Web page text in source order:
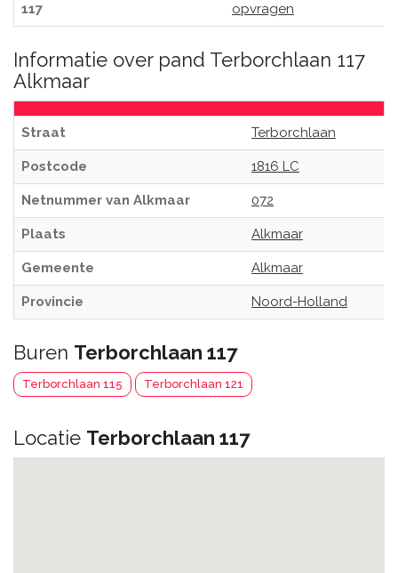
117
opvragen
Informatie over pand Terborchlaan 117
Alkmaar
Straat Terborchlaan
Postcode 1816 LC
Netnummer van Alkmaar 072
Plaats Alkmaar
Gemeente Alkmaar
Provincie Noord-Holland
Buren Terborchlaan 117
Terborchlaan 115 Terborchlaan 121
Locatie Terborchlaan 117